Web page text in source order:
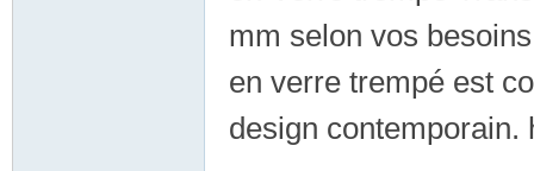
mm selon vos
en verre trempé est
design contemporain.